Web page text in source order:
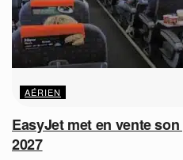
AÉRIEN
EasyJet met en vente
2027